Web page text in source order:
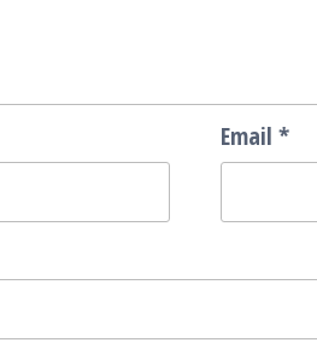
Email *